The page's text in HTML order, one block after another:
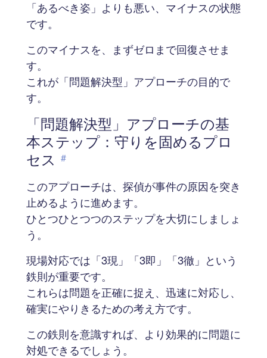
「あるべき姿」よりも悪い、マイナスの状態
です。
このマイナスを、まずゼロまで回復させま
す。
これが「問題解決型」アプローチの目的で
す。
「問題解決型」アプローチの基
本ステップ：守りを固めるプロ
セス #
このアプローチは、探偵が事件の原因を突き
止めるように進めます。
ひとつひとつつのステップを大切にしましょ
う。
現場対応では「3現」「3即」「3徹」という
鉄則が重要です。
これらは問題を正確に捉え、迅速に対応し、
確実にやりきるための考え方です。
この鉄則を意識すれば、より効果的に問題に
対処できるでしょう。